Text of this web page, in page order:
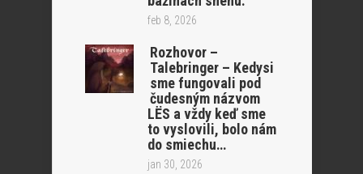
feb 8, 2026
Rozhovor –
Talebringer – Kedysi
sme fungovali pod
čudesným názvom
LËS a vždy keď sme
to vyslovili, bolo nám
do smiechu…
jan 30, 2026